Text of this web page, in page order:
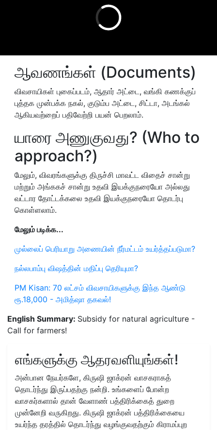
ஆவணங்கள் (Documents)
விவசாயிகள் புகைப்படம், ஆதார் அட்டை, வங்கி கணக்குப்
புத்தக முன்பக்க நகல், குடும்ப அட்டை, சிட்டா, அடங்கல்
ஆகியவற்றைப் பதிவேற்றி பயன் பெறலாம்.
யாரை அணுகுவது? (Who to
approach?)
மேலும், விவரங்களுக்கு திருச்சி மாவட்ட விதைச் சான்று
மற்றும் அங்ககச் சான்று உதவி இயக்குநரையோ அல்லது
வட்டார தோட்டக்கலை உதவி இயக்குநரையோ தொடர்பு
கொள்ளலாம்.
மேலும் படிக்க...
முல்லைப் பெரியாறு அணையின் நீர்மட்டம் உயர்த்தப்படுமா?
நல்லபாம்பு விஷத்தின் மதிப்பு தெரியுமா?
PM Kisan: 70 லட்சம் விவசாயிகளுக்கு இந்த ஆண்டு
ரூ.18,000 - அமித்ஷா தகவல்!
English Summary: Subsidy for natural agriculture -
Call for farmers!
எங்களுக்கு ஆதரவளியுங்கள்!
அன்பான நேயர்களே, கிருஷி ஜாக்ரன் வாசகராகத்
தொடர்ந்து இருப்பதற்கு நன்றி. உங்களைப் போன்ற
வாசகர்களால் தான் வேளாண் பத்திரிக்கைத் துறை
முன்னேறி வருகிறது. கிருஷி ஜாக்ரன் பத்திரிக்கையை
உயர்ந்த தரத்தில் தொடர்ந்து வழங்குவதற்கும் கிராமப்புற